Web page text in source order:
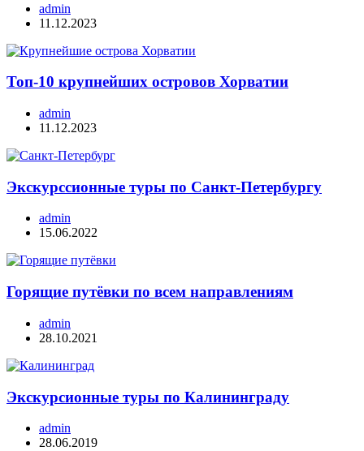
admin
11.12.2023
Топ-10 крупнейших островов Хорватии
admin
11.12.2023
Экскурссионные туры по Санкт-Петербургу
admin
15.06.2022
Горящие путёвки по всем направлениям
admin
28.10.2021
Экскурсионные туры по Калининграду
admin
28.06.2019